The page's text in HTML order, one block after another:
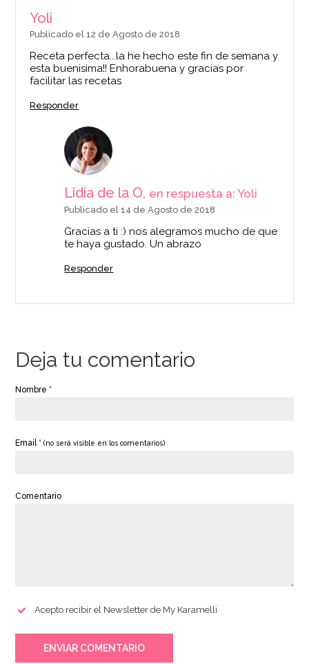
Yoli
Publicado el 12 de Agosto de 2018
Receta perfecta...la he hecho este fin de semana y
esta buenisima!! Enhorabuena y gracias por
facilitar las recetas
Responder
Lidia de la O, en respuesta a: Yoli
Publicado el 14 de Agosto de 2018
Gracias a ti :) nos alegramos mucho de que
te haya gustado. Un abrazo
Responder
Deja tu comentario
Nombre *
Email *(no será visible en los comentarios)
Comentario
Acepto recibir el Newsletter de My Karamelli
ENVIAR COMENTARIO